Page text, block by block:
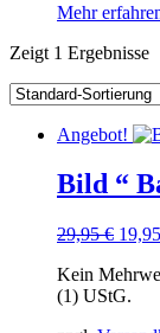
Mehr
Zeigt 1 Ergebnisse
Angebot!
Bild “
29,95€
war:
29,95
19,95
Kein
(1) UStG.